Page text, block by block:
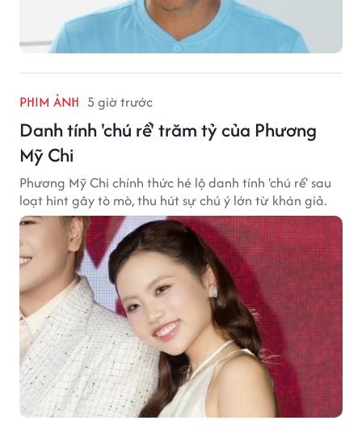
PHIM ẢNH 5 giờ trước
Danh tính 'chú rể' trăm tỷ của Phương
Mỹ Chi
Phương Mỹ Chi chính thức hé lộ danh tính 'chú rể' sau
loạt hint gây tò mò, thu hút sự chú ý lớn từ khán giả.